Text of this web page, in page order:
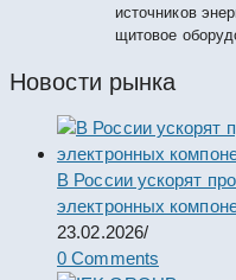
источников
щитовое
Новости рынка
В России ускорят
электронных
23.02.2026/
0 Comments